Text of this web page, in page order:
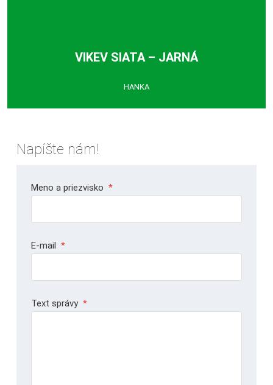
VIKEV SIATA – JARNÁ
HANKA
Napíšte nám!
Meno a priezvisko *
E-mail *
Text správy *